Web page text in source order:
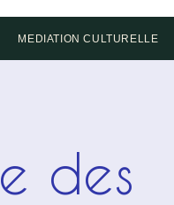
MEDIATION CULTURELLE
des